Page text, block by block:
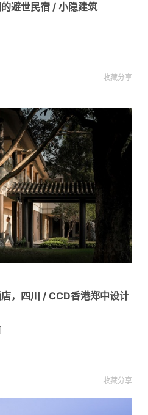
避世民宿 / 小隐建筑
收藏分享
，四川 / CCD香港郑中设计
收藏分享